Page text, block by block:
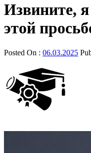
Извините,
этой
Posted On : 06.03.2025